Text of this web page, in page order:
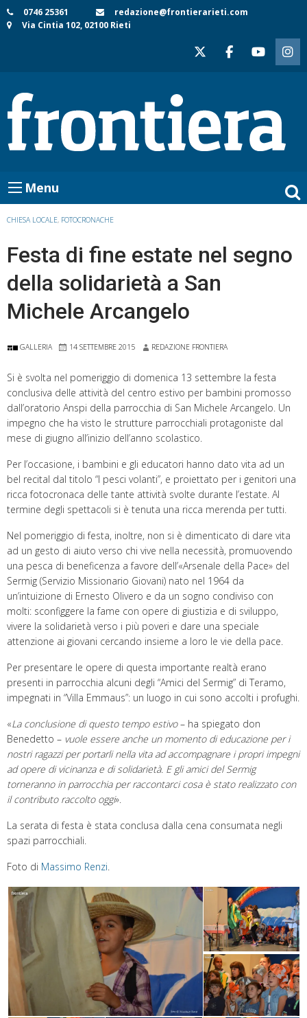
Skip
to
0746 25361
redazione@frontierarieti.com
Via Cintia 102, 02100 Rieti
Menu
CHIESA LOCALE, FOTOCRONACHE
Festa di fine estate nel segno
della solidarietà a San
Michele Arcangelo
GALLERIA 14 SETTEMBRE 2015 REDAZIONE FRONTIERA
Si è svolta nel pomeriggio di domenica 13 settembre la festa
conclusiva delle attività del centro estivo per bambini promosso
dall’oratorio Anspi della parrocchia di San Michele Arcangelo. Un
impegno che ha visto le strutture parrocchiali protagoniste dal
mese di giugno all’inizio dell’anno scolastico.
Per l’occasione, i bambini e gli educatori hanno dato vita ad un
bel recital dal titolo “I pesci volanti”, e proiettato per i genitori una
ricca fotocronaca delle tante attività svolte durante l’estate. Al
termine degli spettacoli si è tenuta una ricca merenda per tutti.
Nel pomeriggio di festa, inoltre, non si è dimenticato di dare vita
ad un gesto di aiuto verso chi vive nella necessità, promuovendo
una pesca di beneficenza a favore dell’«Arsenale della Pace» del
Sermig (Servizio Missionario Giovani) nato nel 1964 da
un’intuizione di Ernesto Olivero e da un sogno condiviso con
molti: sconfiggere la fame con opere di giustizia e di sviluppo,
vivere la solidarietà verso i più poveri e dare una speciale
attenzione ai giovani cercando insieme a loro le vie della pace.
Per presentare le opere di questa importante realtà erano
presenti in parrocchia alcuni degli “Amici del Sermig” di Teramo,
impegnati in “Villa Emmaus”: un luogo in cui sono accolti i profughi.
«La conclusione di questo tempo estivo– ha spiegato don
Benedetto – vuole essere anche un momento di educazione per i
nostri ragazzi per portarli nella vita ad accompagnare i propri impegni
ad opere di vicinanza e di solidarietà. E gli amici del Sermig
torneranno in parrocchia per raccontarci cosa è stato realizzato con
il contributo raccolto oggi».
La serata di festa è stata conclusa dalla cena consumata negli
spazi parrocchiali.
Foto di Massimo Renzi